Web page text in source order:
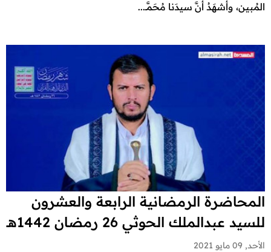
المُبين، وأشهَدُ أنَّ سيدَنا مُحَمَّــ...
المحاضرة الرمضانية الرابعة والعشرون
للسيد عبدالملك الحوثي 26 رمضان 1442هـ
الأحد, 09 مايو 2021